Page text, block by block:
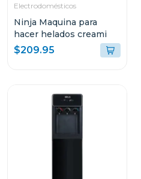
Electrodomésticos
Ninja Maquina para
hacer helados creami
$209.95